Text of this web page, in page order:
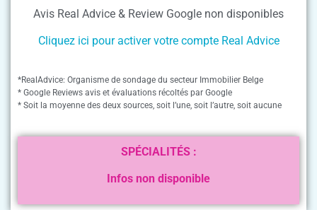
Avis Real Advice & Review Google non disponibles
Cliquez ici pour activer votre compte Real Advice
*RealAdvice: Organisme de sondage du secteur Immobilier Belge
* Google Reviews avis et évaluations récoltés par Google
* Soit la moyenne des deux sources, soit l’une, soit l’autre, soit aucune
SPÉCIALITÉS :
Infos non disponible